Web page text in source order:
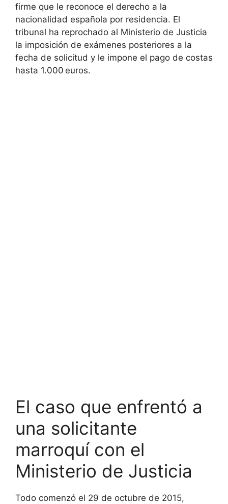
firme que le reconoce el derecho a la
nacionalidad española por residencia. El
tribunal ha reprochado al Ministerio de Justicia
la imposición de exámenes posteriores a la
fecha de solicitud y le impone el pago de costas
hasta 1.000 euros.
El caso que enfrentó a
una solicitante
marroquí con el
Ministerio de Justicia
Todo comenzó el 29 de octubre de 2015,